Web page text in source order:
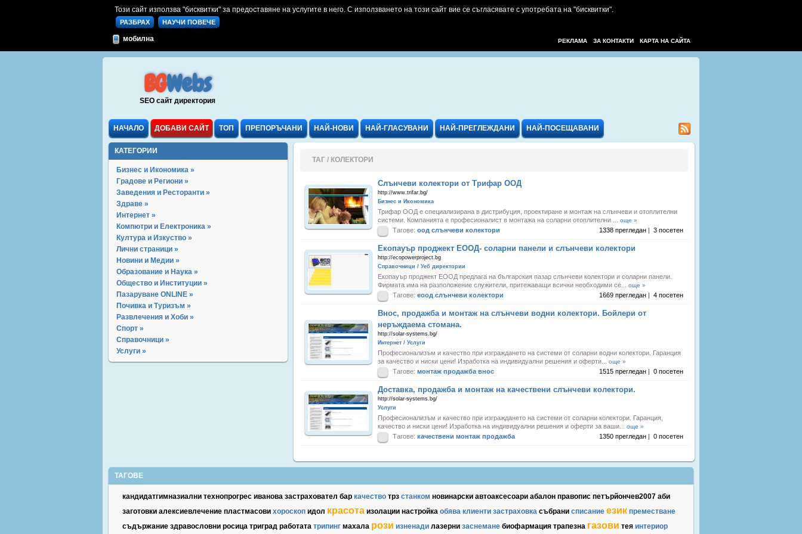
Този сайт използва "бисквитки" за предоставяне на услугите в него. С използването на този сайт вие се съгласявате с употребата на "бисквитки".
РАЗБРАХ НАУЧИ ПОВЕЧЕ
мобилна КАРТА НА САЙТА
ЗА КОНТАКТИ
РЕКЛАМА
BGWebs
SEO сайт директория
НАЧАЛО ДОБАВИ САЙТ ТОП ПРЕПОРЪЧАНИ НАЙ-НОВИ НАЙ-ГЛАСУВАНИ НАЙ-ПРЕГЛЕЖДАНИ НАЙ-ПОСЕЩАВАНИ
КАТЕГОРИИ
Бизнес и Икономика »
Градове и Региони »
Заведения и Ресторанти »
Здраве »
Интернет »
Компютри и Електроника »
Култура и Изкуство »
Лични страници »
Новини и Медии »
Образование и Наука »
Общество и Институции »
Пазаруване ONLINE »
Почивка и Туризъм »
Развлечения и Хоби »
Спорт »
Справочници »
Услуги »
ТАГ / КОЛЕКТОРИ
Слънчеви колектори от Трифар ООД
http://www.trifar.bg/
Бизнес и Икономика
Трифар ООД е специализирана в дистрибуция, проектиране и монтаж на слънчеви и отоплителни
системи. Компанията е професионалист в монтажа на соларни отоплителни ... още »
Тагове: оод слънчеви колектори 1338 прегледан | 3 посетен
Екопауър проджект ЕООД- соларни панели и слънчеви колектори
http://ecopowerproject.bg
Справочници / Уеб директории
Екопауър проджект ЕООД предлага на българския пазар слънчеви колектори и соларни панели.
Фирмата има на разположение служители, притежаващи всички необходими се... още »
Тагове: еоод слънчеви колектори 1669 прегледан | 4 посетен
Внос, продажба и монтаж на слънчеви водни колектори. Бойлери от
неръждаема стомана.
http://solar-systems.bg/
Интернет / Услуги
Професионализъм и качество при изграждането на системи от соларни водни колектори. Гаранция
за качество и ниски цени! Изработка на индивидуални решения и оферти... още »
Тагове: монтаж продажба внос 1515 прегледан | 0 посетен
Доставка, продажба и монтаж на качествени слънчеви колектори.
http://solar-systems.bg/
Услуги
Професионализъм и качество при изграждането на системи от соларни колектори. Гаранция,
качество и ниски цени! Изработка на индивидуални решения и оферти за ваши... още »
Тагове: качествени монтаж продажба 1350 прегледан | 0 посетен
ТАГОВЕ
кандидатгимназиални технопрогрес иванова застраховател бар качество трз станком новинарски автоаксесоари абалон правопис петърйончев2007 аби
заготовки алексиевлечение пластмасови хороскоп идол красота изолации настройка обява клиенти застраховка събрани списание език преместване
съдържание здравословни росица триград работата трипинг махала рози изненади лазерни заснемане биофармация трапезна газови тея интериор